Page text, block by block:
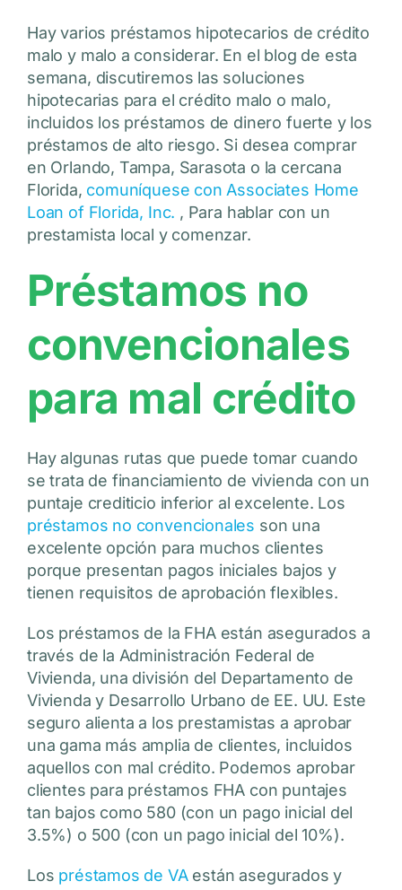
Hay varios préstamos hipotecarios de crédito
malo y malo a considerar. En el blog de esta
semana, discutiremos las soluciones
hipotecarias para el crédito malo o malo,
incluidos los préstamos de dinero fuerte y los
préstamos de alto riesgo. Si desea comprar
en Orlando, Tampa, Sarasota o la cercana
Florida, comuníquese con Associates Home
Loan of Florida, Inc. , Para hablar con un
prestamista local y comenzar.
Préstamos no
convencionales
para mal crédito
Hay algunas rutas que puede tomar cuando
se trata de financiamiento de vivienda con un
puntaje crediticio inferior al excelente. Los
préstamos no convencionales son una
excelente opción para muchos clientes
porque presentan pagos iniciales bajos y
tienen requisitos de aprobación flexibles.
Los préstamos de la FHA están asegurados a
través de la Administración Federal de
Vivienda, una división del Departamento de
Vivienda y Desarrollo Urbano de EE. UU. Este
seguro alienta a los prestamistas a aprobar
una gama más amplia de clientes, incluidos
aquellos con mal crédito. Podemos aprobar
clientes para préstamos FHA con puntajes
tan bajos como 580 (con un pago inicial del
3.5%) o 500 (con un pago inicial del 10%).
Los préstamos de VAestán asegurados y